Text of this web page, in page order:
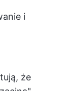
i
że